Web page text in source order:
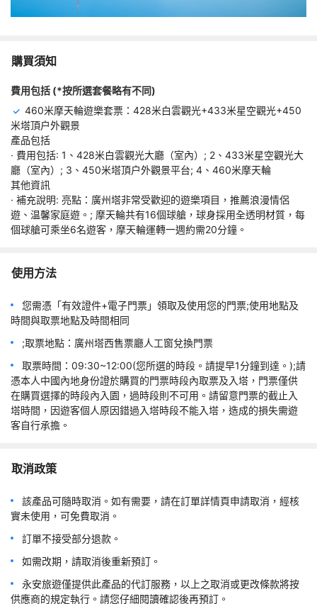
購買須知
費用包括 (*按所選套餐略有不同)
460米摩天輪遊樂套票：428米白雲觀光+433米星空觀光+450
米塔頂户外觀景
產品包括
· 費用包括: 1、428米白雲觀光大廳（室內）; 2、433米星空觀光大
廳（室內）; 3、450米塔頂户外觀景平台; 4、460米摩天輪
其他資訊
· 補充說明: 亮點：廣州塔非常受歡迎的遊樂項目，推薦浪漫情侶
遊、温馨家庭遊。; 摩天輪共有16個球艙，球身採用全透明材質，每
個球艙可乘坐6名遊客，摩天輪運轉一週約需20分鐘。
使用方法
您需憑「有效證件+電子門票」領取及使用您的門票;使用地點及
時間與取票地點及時間相同
;取票地點：廣州塔西售票廳人工窗兌換門票
取票時間：09:30~12:00(您所選的時段。請提早1分鐘到達。);請
憑本人中國內地身份證於購買的門票時段內取票及入塔，門票僅供
在購買選擇的時段內入園，過時段則不可用。請留意門票的截止入
塔時間，因遊客個人原因錯過入塔時段不能入塔，造成的損失需遊
客自行承擔。
取消政策
該產品可隨時取消。如有需要，請在訂單詳情頁申請取消，經核
實未使用，可免費取消。
訂單不接受部分退款。
如需改期，請取消後重新預訂。
永安旅遊僅提供此產品的代訂服務，以上之取消或更改條款將按
供應商的規定執行。請您仔細閱讀確認後再預訂。